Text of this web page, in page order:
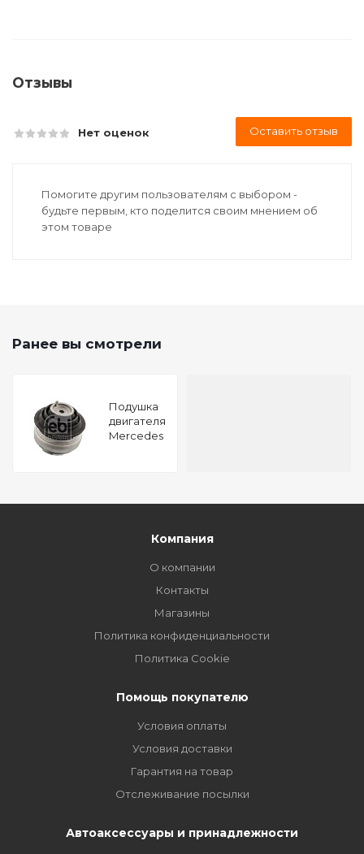
Отзывы
Нет оценок Оставить отзыв
Помогите другим пользователям с выбором -
будьте первым, кто поделится своим мнением об
этом товаре
Ранее вы смотрели
Подушкa
двигателя
Mercedes
Компания
О компании
Контакты
Магазины
Политика конфиденциальности
Политика Cookie
Помощь покупателю
Условия оплаты
Условия доставки
Гарантия на товар
Отслеживание посылки
Автоаксессуары и принадлежности